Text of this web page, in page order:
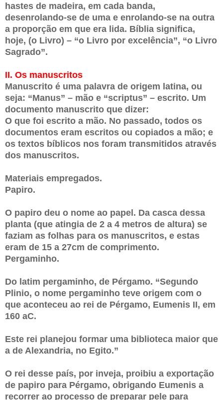
hastes de madeira, em cada banda,
desenrolando-se de uma e enrolando-se na outra
a proporção em que era lida. Bíblia significa,
hoje, (o Livro) – “o Livro por excelência”, “o Livro
Sagrado”.
II. Os manuscritos
Manuscrito é uma palavra de origem latina, ou
seja: “Manus” – mão e “scriptus” – escrito. Um
documento manuscrito que dizer:
O que foi escrito a mão. No passado, todos os
documentos eram escritos ou copiados a mão; e
os textos bíblicos nos foram transmitidos através
dos manuscritos.
Materiais empregados.
Papiro.
O papiro deu o nome ao papel. Da casca dessa
planta (que atingia de 2 a 4 metros de altura) se
faziam as folhas para os manuscritos, e estas
eram de 15 a 27cm de comprimento.
Pergaminho.
Do latim pergaminho, de Pérgamo. “Segundo
Plinio, o nome pergaminho teve origem com o
que aconteceu ao rei de Pérgamo, Eumenis II, em
160 aC.
Este rei planejou formar uma biblioteca maior que
a de Alexandria, no Egito.”
O rei desse país, por inveja, proibiu a exportação
de papiro para Pérgamo, obrigando Eumenis a
recorrer ao processo de preparar pele para